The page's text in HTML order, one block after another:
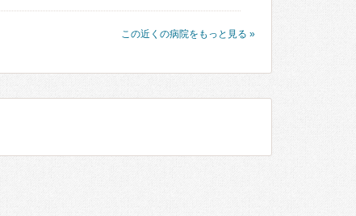
この近くの病院をもっと見る »